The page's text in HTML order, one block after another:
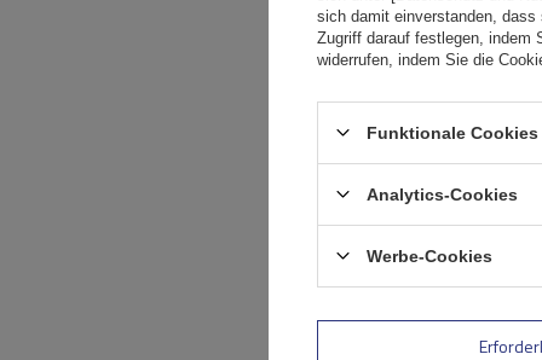
sich damit einverstanden, dass
Zugriff darauf festlegen, indem
widerrufen, indem Sie die
Funktionale
Analytics-Cookies
Werbe-Cookies